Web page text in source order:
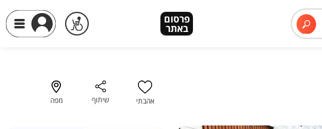
פרסום
באתר
פרסום
באתר
אהבתי שיתוף מפה